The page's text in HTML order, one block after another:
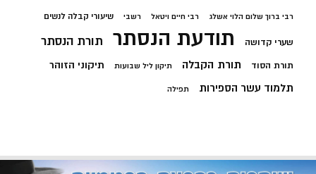
רבי ברוך שלום הלוי אשלג רבי חיים ויטאל רשבי שיעורי קבלה לנשים
שערי קדושה תודעת הנסתר תורת הנסתר
תורת הסוד תורת הקבלה תיקון ליל שבועות תיקוני הזוהר
תלמוד עשר הספירות תפילה